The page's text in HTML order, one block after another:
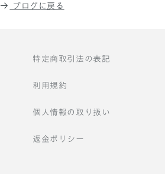
ブログに戻る
特定商取引法の表記
利用規約
個人情報の取り扱い
返金ポリシー